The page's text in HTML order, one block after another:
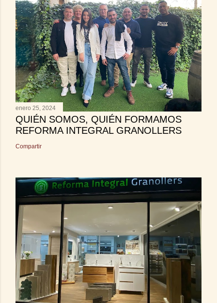
enero 25, 2024
QUIÉN SOMOS, QUIÉN FORMAMOS
REFORMA INTEGRAL GRANOLLERS
Compartir